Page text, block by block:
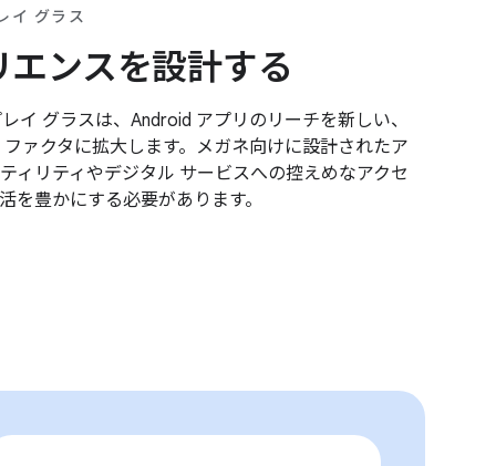
イ グラス
ンスを設計する
イ グラスは、Android アプリのリーチを新しい、
ァクタに拡大します。メガネ向けに設計されたア
ィリティやデジタル サービスへの控えめなアクセ
を豊かにする必要があります。